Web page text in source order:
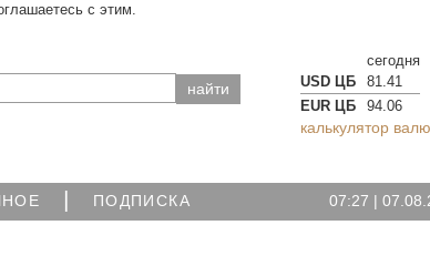
с этим.
сегодня
USD ЦБ
81.41
EUR ЦБ
94.06
калькулятор
| ПОДПИСКА 07:27 |